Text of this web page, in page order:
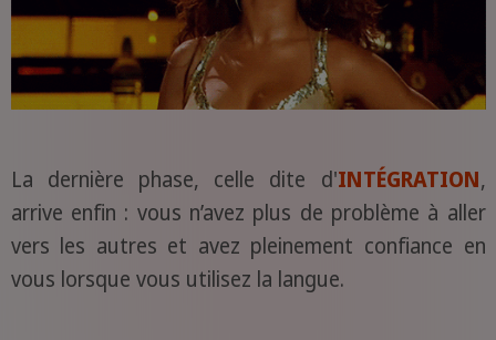
La dernière phase, celle dite d'INTÉGRATION,
arrive enfin : vous n’avez plus de problème à aller
vers les autres et avez pleinement confiance en
vous lorsque vous utilisez la langue.